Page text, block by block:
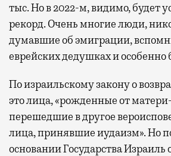
тыс. Но в 2022-м, видимо, будет
рекорд. Очень многие люди,
думавшие об эмиграции,
еврейских дедушках и особенно
По израильскому закону о
это лица, «рожденные от
перешедшие в другое
лица, принявшие иудаизм». Но
основании Государства Израиль